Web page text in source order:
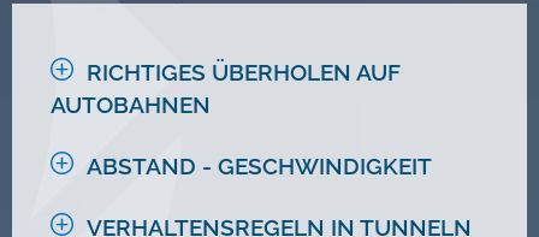
RICHTIGES ÜBERHOLEN AUF
AUTOBAHNEN
ABSTAND - GESCHWINDIGKEIT
VERHALTENSREGELN IN TUNNELN